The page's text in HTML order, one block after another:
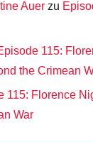
Auer zu
115:
the Crimean
115: Florence
War